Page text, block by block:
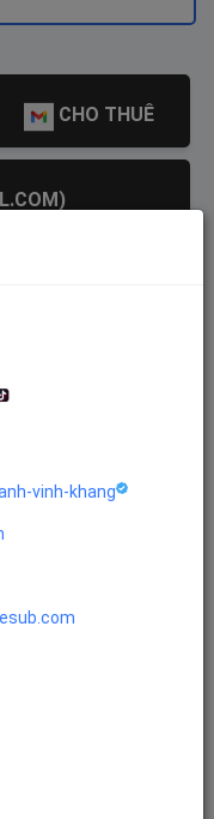
CHO THUÊ
GOOGLE
tồn tại
vinh-khang